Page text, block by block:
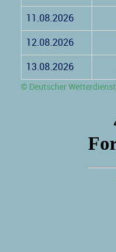
11.08.2026
12.08.2026
13.08.2026
© Deutscher Wetterdienst